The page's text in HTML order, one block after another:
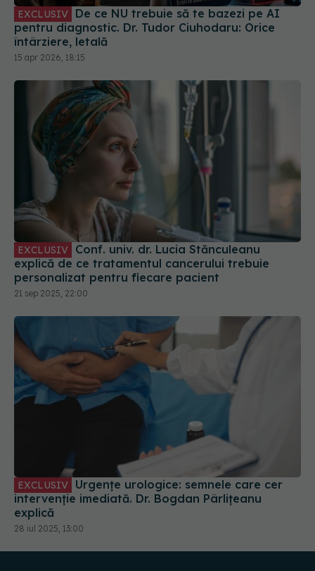
EXCLUSIV
pentru diagnostic. Dr. Tudor Ciuhodaru: Orice
întârziere, letală
15 apr 2026, 18:15
EXCLUSIV
explică de ce tratamentul cancerului trebuie
personalizat pentru fiecare pacient
21 sep 2025, 22:00
EXCLUSIV
intervenție imediată. Dr. Bogdan Pârlițeanu
explică
28 iul 2025, 13:00